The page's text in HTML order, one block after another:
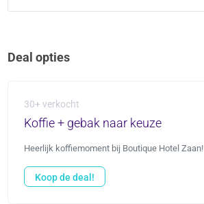
Deal opties
30+ verkocht
Koffie + gebak naar keuze
Heerlijk koffiemoment bij Boutique Hotel Zaan!
Koop de deal!